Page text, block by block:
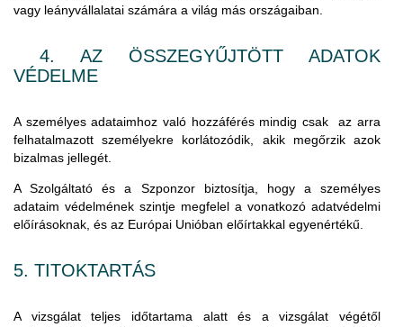
vagy leányvállalatai számára a világ más országaiban.
4. AZ ÖSSZEGYŰJTÖTT ADATOK
VÉDELME
A személyes adataimhoz való hozzáférés mindig csak az arra
felhatalmazott személyekre korlátozódik, akik megőrzik azok
bizalmas jellegét.
A Szolgáltató és a Szponzor biztosítja, hogy a személyes
adataim védelmének szintje megfelel a vonatkozó adatvédelmi
előírásoknak, és az Európai Unióban előírtakkal egyenértékű.
5. TITOKTARTÁS
A vizsgálat teljes időtartama alatt és a vizsgálat végétől